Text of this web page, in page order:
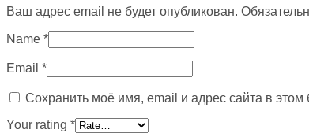
Ваш адрес email не будет опубликован.
Name *
Email *
Сохранить моё имя, email и адрес сайта в
Your rating *